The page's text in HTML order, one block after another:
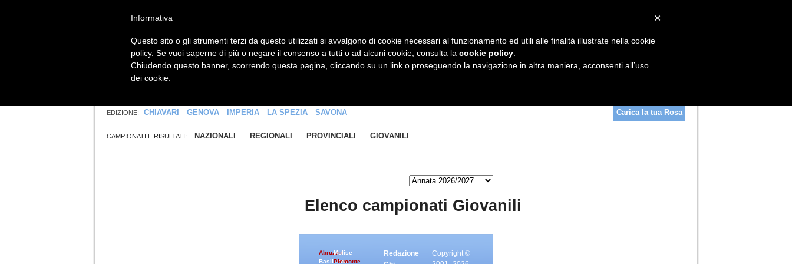
| Cerca
EDIZIONE: CHIAVARI GENOVA IMPERIA LA SPEZIA SAVONA Carica la tua Rosa
CAMPIONATI E RISULTATI: NAZIONALI REGIONALI PROVINCIALI GIOVANILI
Elenco campionati Giovanili
Abruzzo
Basilicata
Molise
Piemonte
Redazione
Copyright ©
×
Informativa
Questo sito o gli strumenti terzi da questo utilizzati si avvalgono di cookie necessari al funzionamento ed utili alle finalità illustrate nella cookie
policy. Se vuoi saperne di più o negare il consenso a tutti o ad alcuni cookie, consulta la cookie policy
Chiudendo questo banner, scorrendo questa pagina, cliccando su un link o proseguendo la navigazione in altra maniera, acconsenti all’uso
dei cookie.